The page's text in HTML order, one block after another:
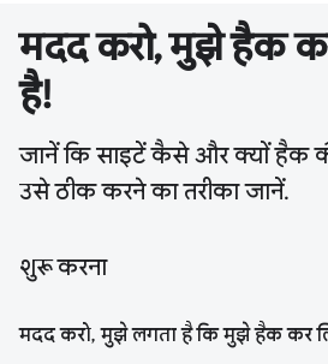
मदद करो, मुझे हैक
है!
जानें कि साइटें कैसे और क्यों हैक
उसे ठीक करने का तरीका जानें.
शुरू करना
मदद करो, मुझे लगता है कि मुझे हैक कर